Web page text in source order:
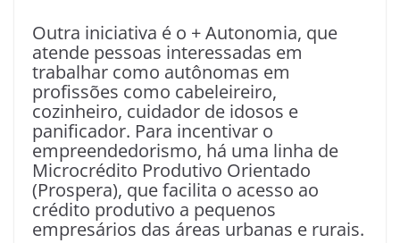
Outra iniciativa é o + Autonomia, que
atende pessoas interessadas em
trabalhar como autônomas em
profissões como cabeleireiro,
cozinheiro, cuidador de idosos e
panificador. Para incentivar o
empreendedorismo, há uma linha de
Microcrédito Produtivo Orientado
(Prospera), que facilita o acesso ao
crédito produtivo a pequenos
empresários das áreas urbanas e rurais.